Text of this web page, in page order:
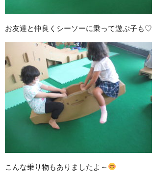
お友達と仲良くシーソーに乗って遊ぶ子も♡
こんな乗り物もありましたよ～